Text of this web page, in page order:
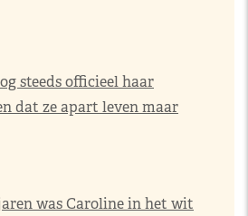
steeds officieel haar
dat ze apart leven maar
was Caroline in het wit